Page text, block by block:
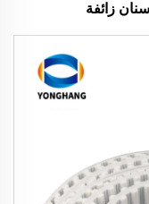
زائفة